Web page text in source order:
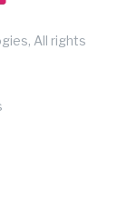
All rights